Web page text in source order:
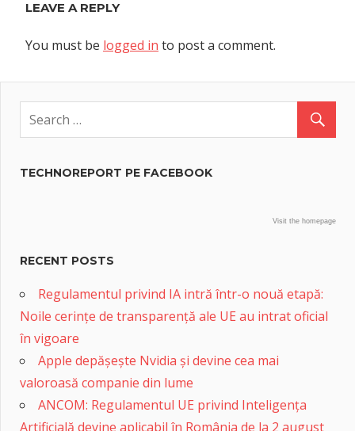
LEAVE A REPLY
You must be logged in to post a comment.
TECHNOREPORT PE FACEBOOK
Visit the homepage
RECENT POSTS
Regulamentul privind IA intră într-o nouă etapă:
Noile cerințe de transparență ale UE au intrat oficial
în vigoare
Apple depășește Nvidia și devine cea mai
valoroasă companie din lume
ANCOM: Regulamentul UE privind Inteligența
Artificială devine aplicabil în România de la 2 august